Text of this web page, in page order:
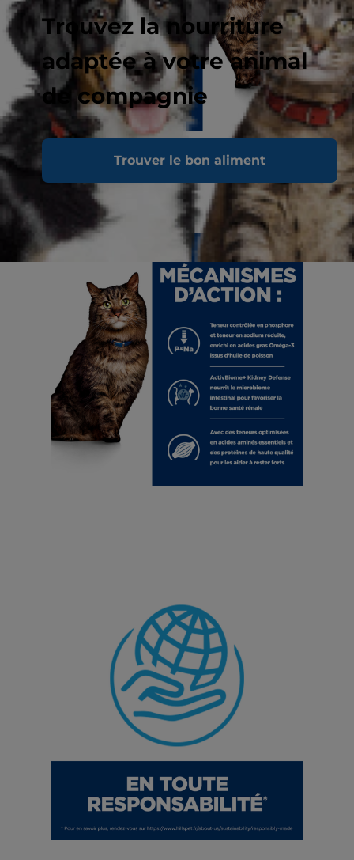
Trouvez la nourriture
adaptée à votre animal
de compagnie
Trouver le bon aliment